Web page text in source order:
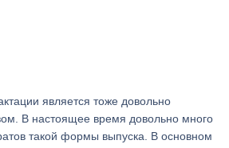
является тоже довольно
В настоящее время довольно много
такой формы выпуска. В основном